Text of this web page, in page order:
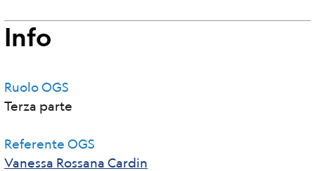
Info
Ruolo OGS
Terza parte
Referente OGS
Vanessa Rossana Cardin